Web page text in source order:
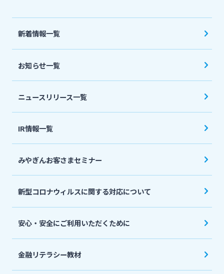
株主・投資家の皆さま
ニュースリリース一覧
採用情報
新着情報一覧
お知らせ一覧
ニュースリリース一覧
IR情報一覧
みやぎんお客さまセミナー
新型コロナウィルスに関する対応について
安心・安全にご利用いただくために
金融リテラシー教材